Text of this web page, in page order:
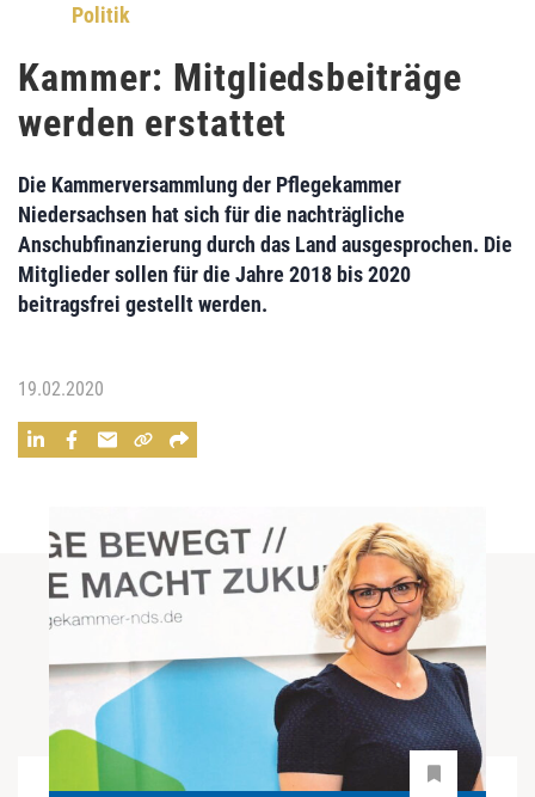
Politik
Kammer: Mitgliedsbeiträge
werden erstattet
Die Kammerversammlung der Pflegekammer
Niedersachsen hat sich für die nachträgliche
Anschubfinanzierung durch das Land ausgesprochen. Die
Mitglieder sollen für die Jahre 2018 bis 2020
beitragsfrei gestellt werden.
19.02.2020